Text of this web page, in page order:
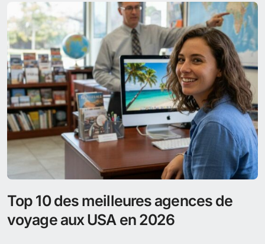
Top 10 des meilleures agences de
voyage aux USA en 2026